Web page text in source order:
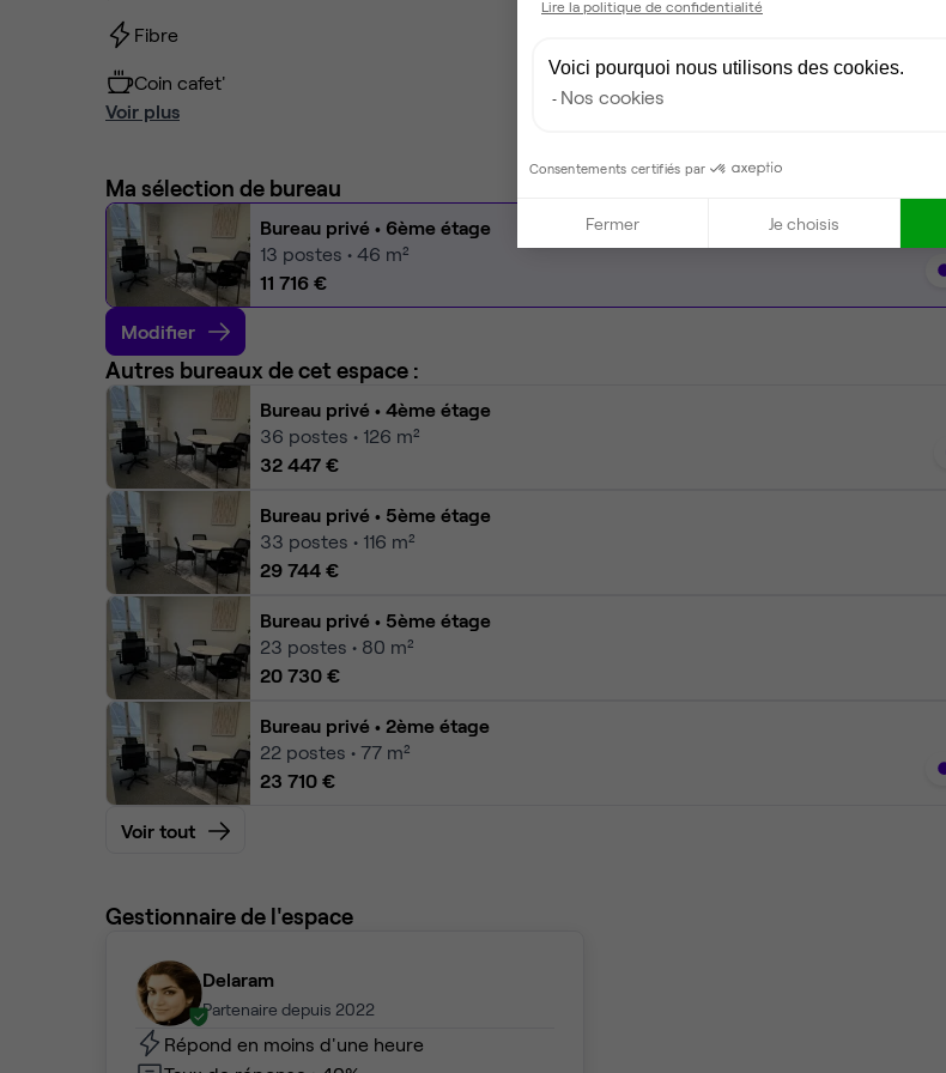
Fibre
Coin cafet'
Tables / chaises
Voir plus
Ma sélection de bureau
Bureau privé • 6ème étage
13 postes • 46 m²
11 716 €
Modifier
Autres bureaux de cet espace :
Bureau privé • 4ème étage
36 postes • 126 m²
32 447 €
Bureau privé • 5ème étage
33 postes • 116 m²
29 744 €
Bureau privé • 5ème étage
23 postes • 80 m²
20 730 €
Bureau privé • 2ème étage
22 postes • 77 m²
23 710 €
Voir tout
Gestionnaire de l'espace
Delaram
Partenaire depuis 2022
Répond en moins d'une heure
Lire la politique de confidentialité
Voici pourquoi nous utilisons des cookies.
Nos cookies
Consentements certifiés par
Fermer Je choisis